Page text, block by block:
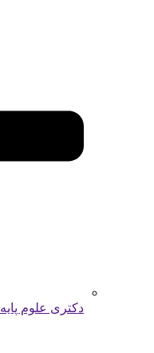
دکتری علوم پایه